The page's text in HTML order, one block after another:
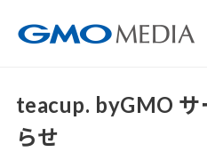
teacup. byGMO サ
らせ